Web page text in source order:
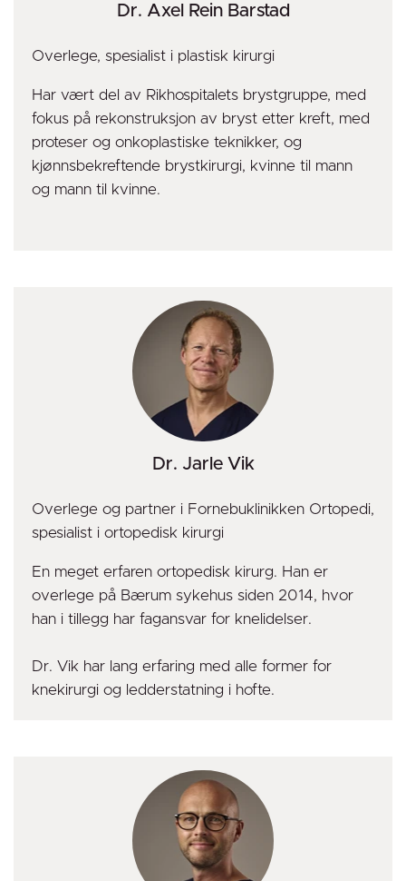
Dr. Axel Rein Barstad
Overlege, spesialist i plastisk kirurgi
Har vært del av Rikhospitalets brystgruppe, med
fokus på rekonstruksjon av bryst etter kreft, med
proteser og onkoplastiske teknikker, og
kjønnsbekreftende brystkirurgi, kvinne til mann
og mann til kvinne.
Dr. Jarle Vik
Overlege og partner i Fornebuklinikken Ortopedi,
spesialist i ortopedisk kirurgi
En meget erfaren ortopedisk kirurg. Han er
overlege på Bærum sykehus siden 2014, hvor
han i tillegg har fagansvar for knelidelser.
Dr. Vik har lang erfaring med alle former for
knekirurgi og ledderstatning i hofte.